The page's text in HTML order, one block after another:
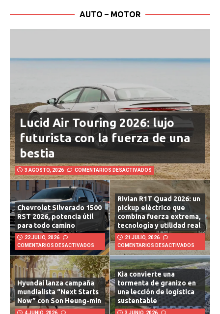
Lucid Air Touring 2026: lujo
futurista con la fuerza de una
bestia
3 AGOSTO, 2026 COMENTARIOS DESACTIVADOS
Chevrolet Silverado 1500
RST 2026, potencia útil
para todo camino
22 JULIO, 2026
COMENTARIOS DESACTIVADOS
Rivian R1T Quad 2026: un
pickup eléctrico que
combina fuerza extrema,
tecnología y utilidad real
21 JULIO, 2026
COMENTARIOS DESACTIVADOS
Hyundai lanza campaña
mundialista “Next Starts
Now” con Son Heung-min
Kia convierte una
tormenta de granizo en
una lección de logística
sustentable